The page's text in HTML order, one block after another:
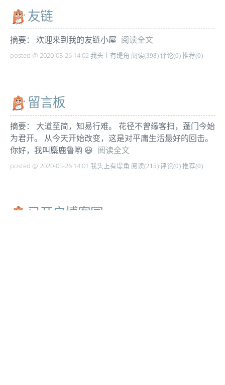
友链
摘要： 欢迎来到我的友链小屋 阅读全文
posted @ 2020-05-26 14:02 我头上有堤角 阅读(398) 评论(0) 推荐(0)
留言板
摘要： 大道至简，知易行难。 花径不曾缘客扫，蓬门今始
为君开。 从今天开始改变，这是对平庸生活最好的回击。
你好，我叫麋鹿鲁哟 😃
阅读全文
posted @ 2020-05-26 14:01 我头上有堤角 阅读(215) 评论(0) 推荐(0)
已开启博客园~